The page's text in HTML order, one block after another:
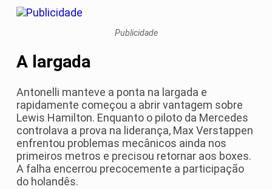
Publicidade
A largada
Antonelli manteve a ponta na largada e
rapidamente começou a abrir vantagem sobre
Lewis Hamilton. Enquanto o piloto da Mercedes
controlava a prova na liderança, Max Verstappen
enfrentou problemas mecânicos ainda nos
primeiros metros e precisou retornar aos boxes.
A falha encerrou precocemente a participação
do holandês.